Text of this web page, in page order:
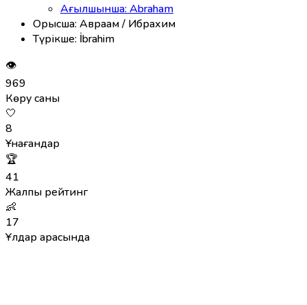
Ағылшынша: Abraham
Орысша: Авраам / Ибрахим
Түрікше: İbrahim
👁
969
Көру саны
🤍
8
Ұнағандар
🏆
41
Жалпы рейтинг
👶
17
Ұлдар арасында